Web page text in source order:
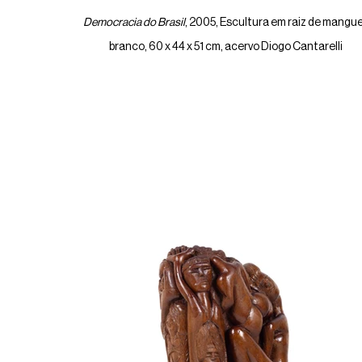
Democracia do Brasil, 2005, Escultura em raiz de
branco, 60 x 44 x 51 cm, acervo Diogo Cantarelli